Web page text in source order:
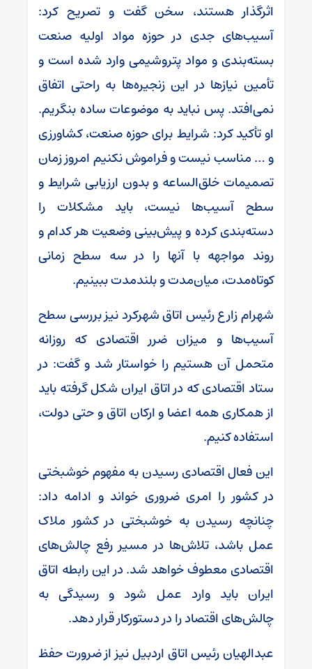
اثرگذار هستند، سخن گفت و تصریح کرد:
آسیب‌های جدی در حوزه مواد اولیه صنعت
بسته‌بندی و مواد پتروشیمی وارد شده است و
تأمین نیاز‌ها در این زنجیره‌ها به راحتی اتفاق
نمی‌افتد. پس نباید به موضوعات ساده بنگریم.
او تأکید کرد: شرایط برای حوزه صنعت، کشاورزی
و … مناسب نیست و فراموش نکنیم امروز زمان
تصمیمات خلق‌الساعه و بدون ارزیابی شرایط و
سطح آسیب‌ها نیست، باید مشکلات را
دسته‌بندی کرده و پیش‌بینی وضعیت هر کدام و
روند مواجهه با آنها را در سه سطح زمانی
کوتاه‌مدت، میان‌مدت و بلندمدت ببینیم.
شهرام زارع رئیس اتاق شهرکرد نیز بررسی سطح
آسیب‌ها و میزان ضرر اقتصادی که روزانه
متحمل آن هستیم را خواستار شد و گفت: در
ستاد اقتصادی که در اتاق ایران شکل گرفته باید
از همکاری همه اعضا و ارکان اتاق و حتی دولت،
استفاده کنیم.
این فعال اقتصادی رسیدن به مفهوم خوشبختی
در کشور را امری ضروری خواند و ادامه داد:
چنانچه رسیدن به خوشبختی در کشور ملاک
عمل باشد، تلاش‌ها در مسیر رفع چالش‌های
اقتصادی معطوف خواهد شد. در این رابطه اتاق
ایران باید وارد عمل شود و رسیدگی به
چالش‌های اقتصاد را در دستورکار قرار دهد.
عبدالهیان رئیس اتاق اردبیل نیز از ضرورت حفظ